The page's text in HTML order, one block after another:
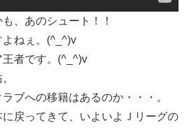
、あのシュート！！
ねぇ。(^_^)v
王者です。(^_^)v
ブへの移籍はあるのか・・・。
戻ってきて、いよいよＪリーグの